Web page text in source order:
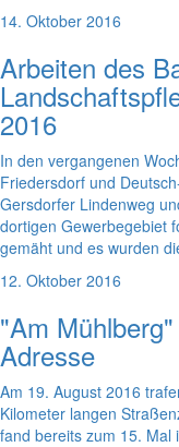
14. Oktober 2016
Arbeiten des
2016
In den vergangenen
Friedersdorf und
Gersdorfer Lindenweg
dortigen Gewerbegebiet
gemäht und es wurden
12. Oktober 2016
"Am
Adresse
Am 19. August 2016
Kilometer langen
fand bereits zum 15. Mal